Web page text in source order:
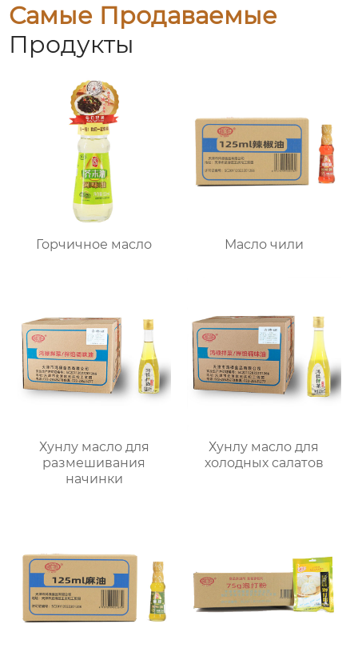
Самые Продаваемые
Продукты
Горчичное масло Масло чили
Хунлу масло для
размешивания
начинки
Хунлу масло для
холодных салатов